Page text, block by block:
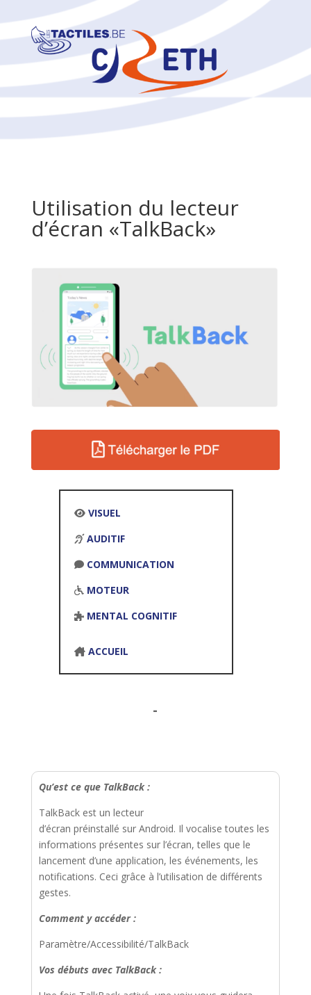
Utilisation du lecteur
d’écran «TalkBack»
VISUEL
AUDITIF
COMMUNICATION
MOTEUR
MENTAL COGNITIF
ACCUEIL
-
Qu’est ce que TalkBack :
TalkBack est un lecteur
d’écran préinstallé sur Android. Il vocalise toutes les
informations présentes sur l’écran, telles que le
lancement d’une application, les événements, les
notifications. Ceci grâce à l’utilisation de différents
gestes.
Comment y accéder :
Paramètre/Accessibilité/TalkBack
Vos débuts avec TalkBack :